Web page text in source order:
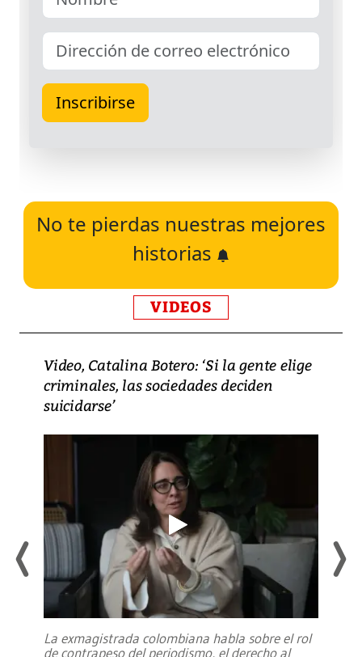
No te pierdas nuestras mejores
historias
VIDEOS
Video, Catalina Botero: ‘Si la gente elige
criminales, las sociedades deciden
suicidarse’
La exmagistrada colombiana habla sobre el rol
de contrapeso del periodismo, el derecho al